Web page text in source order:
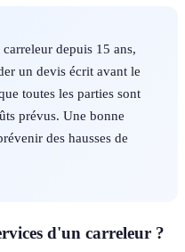
carreleur depuis 15 ans,
un devis écrit avant le
toutes les parties sont
prévus. Une bonne
des hausses de
d'un carreleur ?